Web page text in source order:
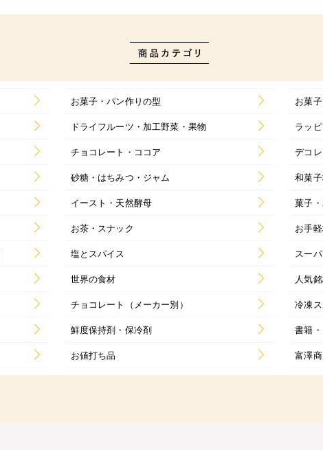
お菓子・パン作りの型
お菓
ドライフルーツ・加工野菜・果物
ラッ
チョコレート・ココア
デコ
砂糖・はちみつ・ジャム
和菓
イースト・天然酵母
菓子
お茶・スナック
お手
塩とスパイス
スー
世界の食材
人気
チョコレート（メーカー別）
冷凍
鮮度保持剤・保冷剤
書籍
お値打ち品 富澤